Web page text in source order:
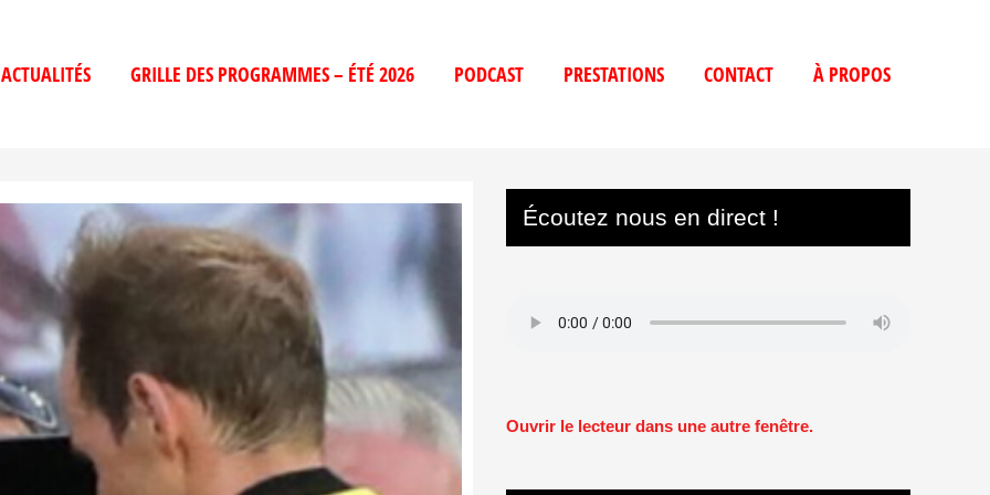
ACTUALITÉS GRILLE DES PROGRAMMES – ÉTÉ 2026 PODCAST PRESTATIONS CONTACT À PROPOS
Écoutez nous en direct !
Ouvrir le lecteur dans une autre fenêtre.